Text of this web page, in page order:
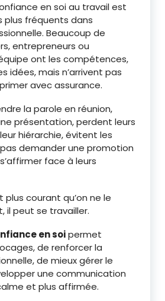
en soi au travail est
plus fréquents dans
Beaucoup de
entrepreneurs ou
ont les compétences,
idées, mais n’arrivent pas
avec assurance.
la parole en réunion,
présentation, perdent leurs
hiérarchie, évitent les
demander une promotion
face à leurs
courant qu’on ne le
il peut se travailler.
en soipermet
de renforcer la
de mieux gérer le
une communication
et plus affirmée.